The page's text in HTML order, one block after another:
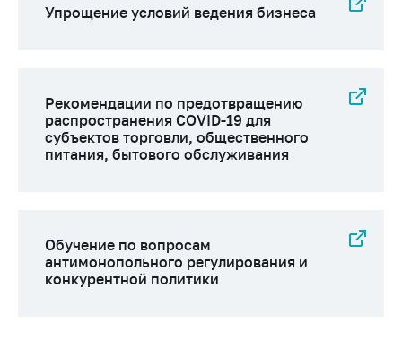
Упрощение условий ведения бизнеса
Рекомендации по предотвращению
распространения COVID-19 для
субъектов торговли, общественного
питания, бытового обслуживания
Обучение по вопросам
антимонопольного регулирования и
конкурентной политики